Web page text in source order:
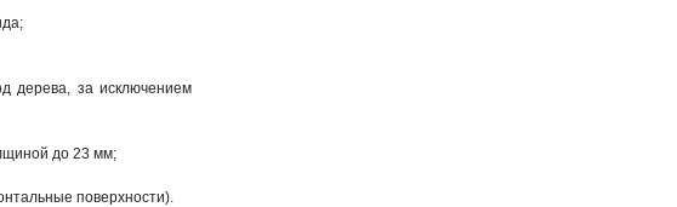
дерева, за исключением
до 23 мм;
поверхности).